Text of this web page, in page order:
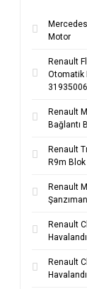
Motor
Renault
Otomatik
Renault
Bağlantı
Renault
R9m
Renault
Renault
Renault